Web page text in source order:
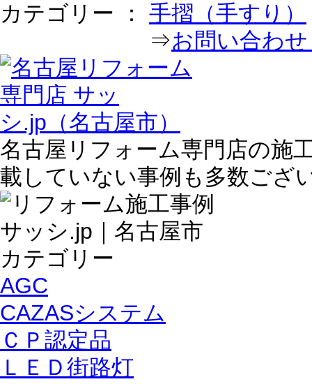
カテゴリー ： 手摺（手すり）
⇒お問い合わ
名古屋リフォーム専門店の施
載していない事例も多数ござ
AGC
CAZASシステム
ＣＰ認定品
ＬＥＤ街路灯